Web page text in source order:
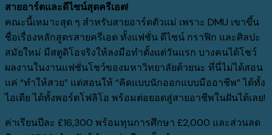
สายอาร์ตและดีไซน์สุดครีเอต!
คณะนี้เหมาะสุด ๆ สำหรับสายอาร์ตตัวแม่ เพราะ DMU เขาขึ้น
ชื่อเรื่องหลักสูตรสายครีเอต ทั้งแฟชั่น ดีไซน์ กราฟิก และศิลปะ
สมัยใหม่ มีสตูดิโอจริงให้ลงมือทำตั้งแต่วันแรก บางคนได้โชว์
ผลงานในงานแฟชั่นโชว์ของมหาวิทยาลัยด้วยนะ ที่นี่ไม่ได้สอน
แค่ “ทำให้สวย” แต่สอนให้ “คิดแบบนักออกแบบมืออาชีพ”ได้ทั้ง
ไอเดีย ได้ทั้งพอร์ตโฟลิโอ พร้อมต่อยอดสู่สายอาชีพในฝันได้เลย!
ค่าเรียนปีละ £16,300 พร้อมทุนการศึกษา £2,000 และส่วนลด